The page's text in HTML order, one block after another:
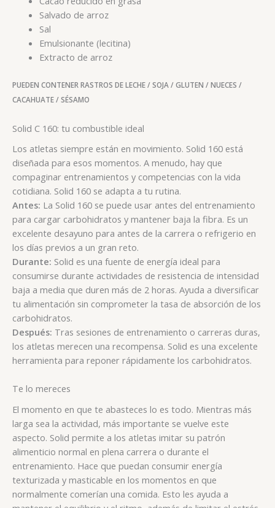
Salvado de arroz
Sal
Emulsionante (lecitina)
Extracto de arroz
PUEDEN CONTENER RASTROS DE LECHE / SOJA / GLUTEN / NUECES /
CACAHUATE / SÉSAMO
Solid C 160: tu combustible ideal
Los atletas siempre están en movimiento. Solid 160 está
diseñada para esos momentos. A menudo, hay que
compaginar entrenamientos y competencias con la vida
cotidiana. Solid 160 se adapta a tu rutina.
Antes: La Solid 160 se puede usar antes del entrenamiento
para cargar carbohidratos y mantener baja la fibra. Es un
excelente desayuno para antes de la carrera o refrigerio en
los días previos a un gran reto.
Durante: Solid es una fuente de energía ideal para
consumirse durante actividades de resistencia de intensidad
baja a media que duren más de 2 horas. Ayuda a diversificar
tu alimentación sin comprometer la tasa de absorción de los
carbohidratos.
Después: Tras sesiones de entrenamiento o carreras duras,
los atletas merecen una recompensa. Solid es una excelente
herramienta para reponer rápidamente los carbohidratos.
Te lo mereces
El momento en que te abasteces lo es todo. Mientras más
larga sea la actividad, más importante se vuelve este
aspecto. Solid permite a los atletas imitar su patrón
alimenticio normal en plena carrera o durante el
entrenamiento. Hace que puedan consumir energía
texturizada y masticable en los momentos en que
normalmente comerían una comida. Esto les ayuda a